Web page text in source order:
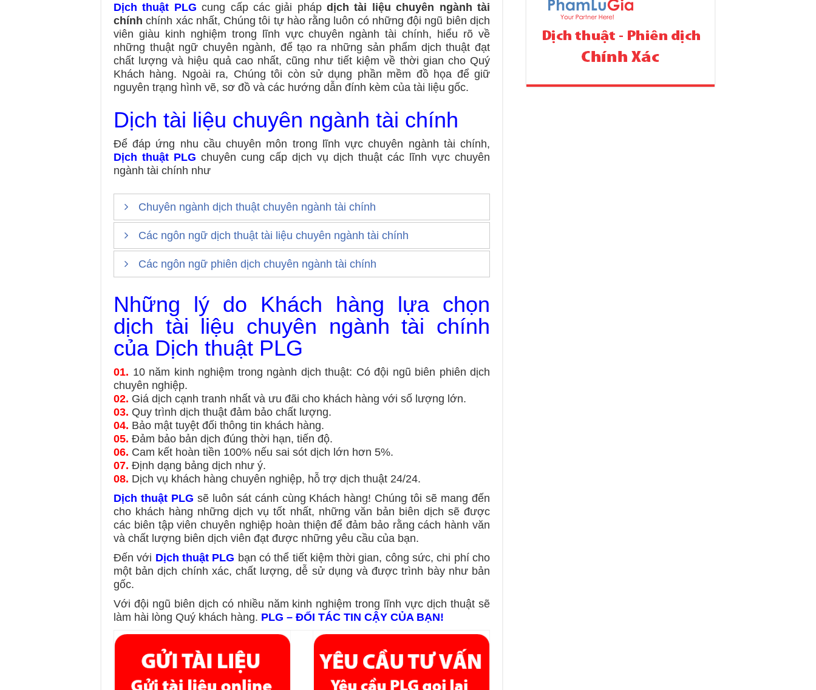
Dịch thuật PLG cung cấp các giải phápdịch tài liệu chuyên ngành tài
chính chính xác nhất, Chúng tôi tự hào rằng luôn có những đội ngũ biên dịch
viên giàu kinh nghiệm trong lĩnh vực chuyên ngành tài chính, hiểu rõ về
những thuật ngữ chuyên ngành, để tạo ra những sản phẩm dịch thuật đạt
chất lượng và hiệu quả cao nhất, cũng như tiết kiệm về thời gian cho Quý
Khách hàng. Ngoài ra, Chúng tôi còn sử dụng phần mềm đồ họa để giữ
nguyên trạng hình vẽ, sơ đồ và các hướng dẫn đính kèm của tài liệu gốc.
Dịch tài liệu chuyên ngành tài chính
Để đáp ứng nhu cầu chuyên môn trong lĩnh vực chuyên ngành tài chính,
Dịch thuật PLG chuyên cung cấp dịch vụ dịch thuật các lĩnh vực chuyên
ngành tài chính như
Chuyên ngành dịch thuật chuyên ngành tài chính
Dịch thuật báo giá.
Dịch thuật hợp đồng.
Dịch thuật báo cáo thuế.
Dịch thuật hồ sơ hải quan.
Dịch thuật tài liệu tài chính.
Dịch thuật luận văn kinh tế.
Dịch thuật tài chính kế toán.
Dịch thuật báo cáo tài chính.
Dịch thuật kinh tế đối ngoại.
Dịch thuật tài liệu thương mại.
Dịch thuật tài liệu chứng khoán.
Dịch thuật chứng từ thương mại.
Dịch thuật luận văn tài chính ngân hàng.
Các ngôn ngữ dịch thuật tài liệu chuyên ngành tài chính
Dịch thuật tiếng Anh.
Dịch thuật tiếng Nga.
Dịch thuật tiếng Pháp.
Dịch thuật tiếng Ấn Độ.
Dịch thuật tiếng Hàn Quốc.
Dịch thuật tiếng Trung Quốc.
Các ngôn ngữ dịch thuật khác.
Các ngôn ngữ phiên dịch chuyên ngành tài chính
Phiên dịch tiếng Anh.
Phiên dịch tiếng Nhật.
Phiên dịch tiếng Hàn Quốc.
Các ngôn ngữ phiên dịch khác.
Những lý do Khách hàng lựa chọn
dịch tài liệu chuyên ngành tài chính
của Dịch thuật PLG
01. 10 năm kinh nghiệm trong ngành dịch thuật: Có đội ngũ biên phiên dịch
chuyên nghiệp.
02. Giá dịch cạnh tranh nhất và ưu đãi cho khách hàng với số lượng lớn.
03. Quy trình dịch thuật đảm bảo chất lượng.
04. Bảo mật tuyệt đối thông tin khách hàng.
05. Đảm bảo bản dịch đúng thời hạn, tiến độ.
06. Cam kết hoàn tiền 100% nếu sai sót dịch lớn hơn 5%.
07. Định dạng bảng dịch như ý.
08. Dịch vụ khách hàng chuyên nghiệp, hỗ trợ dịch thuật 24/24.
Dịch thuật PLG sẽ luôn sát cánh cùng Khách hàng! Chúng tôi sẽ mang đến
cho khách hàng những dịch vụ tốt nhất, những văn bản biên dịch sẽ được
các biên tập viên chuyên nghiệp hoàn thiện để đảm bảo rằng cách hành văn
và chất lượng biên dịch viên đạt được những yêu cầu của bạn.
Đến với Dịch thuật PLG bạn có thể tiết kiệm thời gian, công sức, chi phí cho
một bản dịch chính xác, chất lượng, dễ sử dụng và được trình bày như bản
gốc.
Với đội ngũ biên dịch có nhiều năm kinh nghiệm trong lĩnh vực dịch thuật sẽ
làm hài lòng Quý khách hàng. PLG – ĐỐI TÁC TIN CẬY CỦA BẠN!